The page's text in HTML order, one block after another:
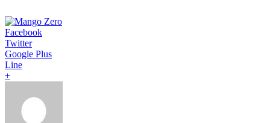
Facebook
Twitter
Google Plus
Line
+